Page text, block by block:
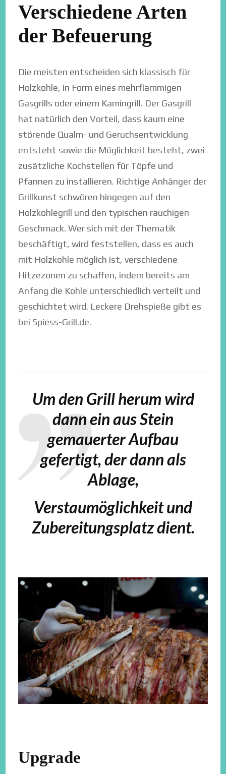
Verschiedene Arten
der Befeuerung
Die meisten entscheiden sich klassisch für
Holzkohle, in Form eines mehrflammigen
Gasgrills oder einem Kamingrill. Der Gasgrill
hat natürlich den Vorteil, dass kaum eine
störende Qualm- und Geruchsentwicklung
entsteht sowie die Möglichkeit besteht, zwei
zusätzliche Kochstellen für Töpfe und
Pfannen zu installieren. Richtige Anhänger der
Grillkunst schwören hingegen auf den
Holzkohlegrill und den typischen rauchigen
Geschmack. Wer sich mit der Thematik
beschäftigt, wird feststellen, dass es auch
mit Holzkohle möglich ist, verschiedene
Hitzezonen zu schaffen, indem bereits am
Anfang die Kohle unterschiedlich verteilt und
geschichtet wird. Leckere Drehspieße gibt es
bei Spiess-Grill.de.
Um den Grill herum wird
dann ein aus Stein
gemauerter Aufbau
gefertigt, der dann als
Ablage,
Verstaumöglichkeit und
Zubereitungsplatz dient.
Upgrade